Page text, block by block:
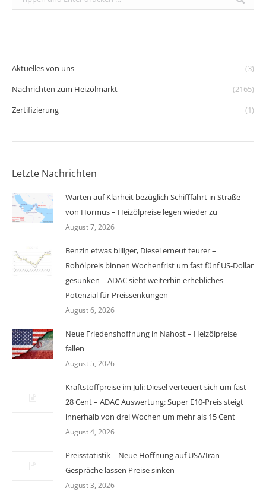
Aktuelles von uns
(3)
Nachrichten zum Heizölmarkt
(2165)
Zertifizierung
(1)
Letzte Nachrichten
Warten auf Klarheit bezüglich Schifffahrt in Straße
von Hormus – Heizölpreise legen wieder zu
August 7, 2026
Benzin etwas billiger, Diesel erneut teurer –
Rohölpreis binnen Wochenfrist um fast fünf US-Dollar
gesunken – ADAC sieht weiterhin erhebliches
Potenzial für Preissenkungen
August 6, 2026
Neue Friedenshoffnung in Nahost – Heizölpreise
fallen
August 5, 2026
Kraftstoffpreise im Juli: Diesel verteuert sich um fast
28 Cent – ADAC Auswertung: Super E10-Preis steigt
innerhalb von drei Wochen um mehr als 15 Cent
August 4, 2026
Preisstatistik – Neue Hoffnung auf USA/Iran-
Gespräche lassen Preise sinken
August 3, 2026